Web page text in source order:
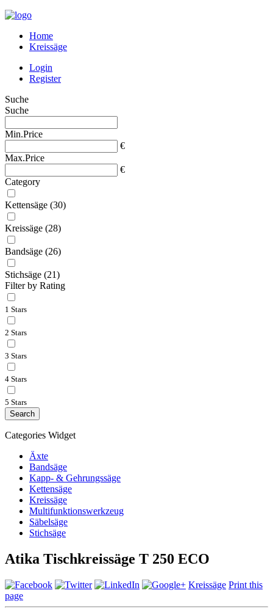
Home
Kreissäge
Login
Register
Suche
Suche
Min.Price
€
Max.Price
€
Category
Kettensäge (30)
Kreissäge (28)
Bandsäge (26)
Stichsäge (21)
Filter by Rating
1 Stars
2 Stars
3 Stars
4 Stars
5 Stars
Search
Categories Widget
Äxte
Bandsäge
Kapp- & Gehrungssäge
Kettensäge
Kreissäge
Multifunktionswerkzeug
Säbelsäge
Stichsäge
Atika Tischkreissäge T 250 ECO
Kreissäge Print this
page